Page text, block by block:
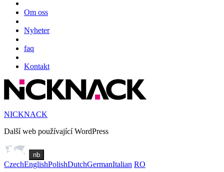
Om oss
Nyheter
faq
Kontakt
NICKNACK
Další web používající WordPress
nb
CzechEnglishPolishDutchGermanItalian RO